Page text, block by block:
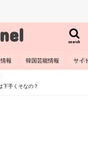
search
報 韓国芸能情報 サイ
下手くそなの？